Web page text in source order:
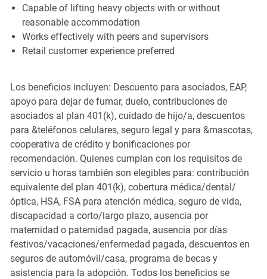
Capable of lifting heavy objects with or without
reasonable accommodation
Works effectively with peers and supervisors
Retail customer experience preferred
Los beneficios incluyen: Descuento para asociados, EAP,
apoyo para dejar de fumar, duelo, contribuciones de
asociados al plan 401(k), cuidado de hijo/a, descuentos
para &teléfonos celulares, seguro legal y para &mascotas,
cooperativa de crédito y bonificaciones por
recomendación. Quienes cumplan con los requisitos de
servicio u horas también son elegibles para: contribución
equivalente del plan 401(k), cobertura médica/dental/
óptica, HSA, FSA para atención médica, seguro de vida,
discapacidad a corto/largo plazo, ausencia por
maternidad o paternidad pagada, ausencia por días
festivos/vacaciones/enfermedad pagada, descuentos en
seguros de automóvil/casa, programa de becas y
asistencia para la adopción. Todos los beneficios se